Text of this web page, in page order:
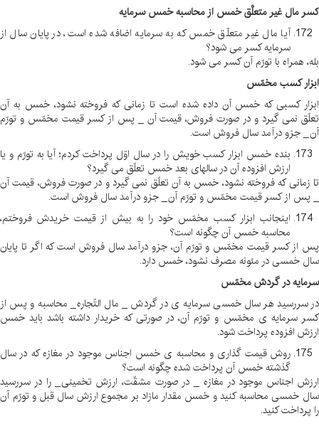
کسر مال غیر متعلَّق خمس از محاسبه خمس سرمایه
آیا مال غیر متعلّق خمس که به سرمایه اضافه شده است، در پایان سال از
سرمایه کسر می شود؟
بله، همراه با تورّم آن کسر می شود.
ابزار کسب مخمّس
ابزار کسبی که خمس آن داده شده است تا زمانی که فروخته نشود، خمس به آن
تعلّق نمی گیرد و در صورت فروش، قیمت آن _ پس از کسر قیمت مخمّس و تورّم
آن _ جزو درآمد سال فروش است.
بنده خمس ابزار کسب خویش را در سال اوّل پرداخت کردم؛ آیا به تورّم و یا
ارزش افزوده آن در سالهای بعد خمس تعلّق می گیرد؟
تا زمانی که فروخته نشود، خمس به آن تعلّق نمی گیرد و در صورت فروش، قیمت آن
_ پس از کسر قیمت مخمّس و تورّم آن _ جزو درآمد سال فروش است.
اینجانب ابزار کسب مخمّس خود را به بیش از قیمت خریدش فروختم،
محاسبه خمس آن چگونه است؟
پس از کسر قیمت مخمّس و تورّم آن، جزو درآمد سال فروش است که اگر تا پایان
سال خمسی در مئونه مصرف نشود، خمس دارد.
سرمایه در گردش مخمّس
در سررسید هر سال خمسی سرمایه ی در گردش _ مال التّجاره _ محاسبه و پس از
کسر سرمایه ی مخمّس و تورّم آن، در صورتی که خریدار داشته باشد باید خمس
ارزش افزوده پرداخت شود.
روش قیمت گذاری و محاسبه ی خمس اجناس موجود در مغازه که در سال
گذشته خمس آن پرداخت شده چگونه است؟
ارزش اجناس موجود در مغازه _ در صورت مشقّت، ارزش تخمینی _ را در سررسید
سال خمسی محاسبه کنید و خمس مقدار مازاد بر مجموع ارزش سال قبل و تورّم آن
را پرداخت کنید.